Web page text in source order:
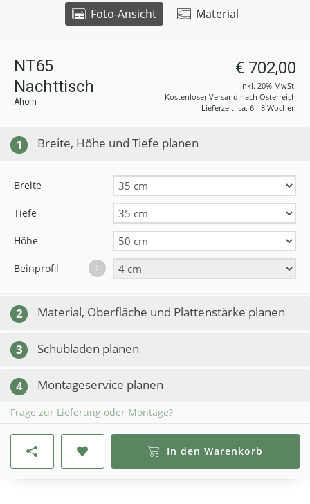
Foto-Ansicht Material
NT65
Nachttisch
Ahorn
€ 702,00
inkl. 20% MwSt.
Kostenloser Versand nach Österreich
Lieferzeit: ca. 6 - 8 Wochen
1 Breite, Höhe und Tiefe planen
Breite
Tiefe
Höhe
Beinprofil ?
2 Material, Oberfläche und Plattenstärke planen
3 Schubladen planen
4 Montageservice planen
Frage zur Lieferung oder Montage?
In den Warenkorb